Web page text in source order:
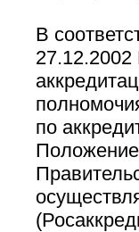
В
27.12.2002
по